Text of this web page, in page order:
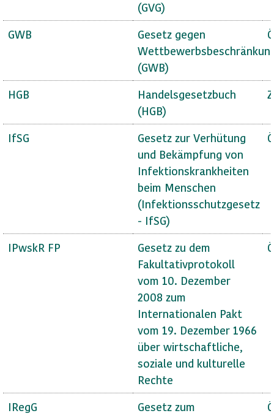
(GVG)
GWB
Gesetz gegen
(GWB)
HGB
Handelsgesetzbuch
(HGB)
IfSG
Gesetz zur Verhütung
und Bekämpfung von
Infektionskrankheiten
beim Menschen
(Infektionsschutzgesetz
- IfSG)
IPwskR FP
Gesetz zu dem
Fakultativprotokoll
vom 10. Dezember
2008 zum
Internationalen Pakt
vom 19. Dezember 1966
über wirtschaftliche,
soziale und kulturelle
Rechte
IRegG
Gesetz zum